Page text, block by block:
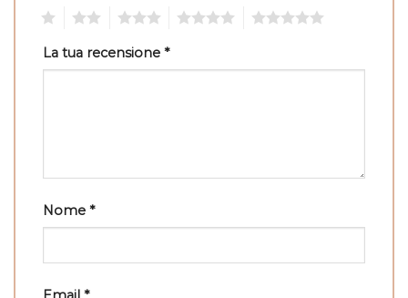
La tua recensione *
Nome *